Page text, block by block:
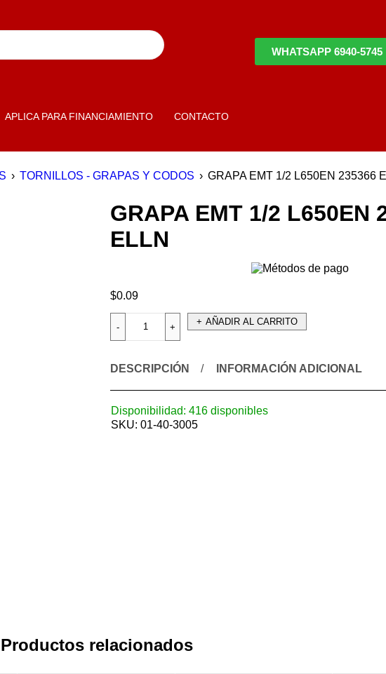
WHATSAPP 6940-5745
APLICA PARA FINANCIAMIENTO CONTACTO
› TORNILLOS - GRAPAS Y CODOS › GRAPA EMT 1/2 L650EN 235366
GRAPA EMT 1/2 L650EN
ELLN
$0.09
AÑADIR AL CARRITO
DESCRIPCIÓN INFORMACIÓN ADICIONAL
Disponibilidad: 416 disponibles
SKU: 01-40-3005
Productos relacionados